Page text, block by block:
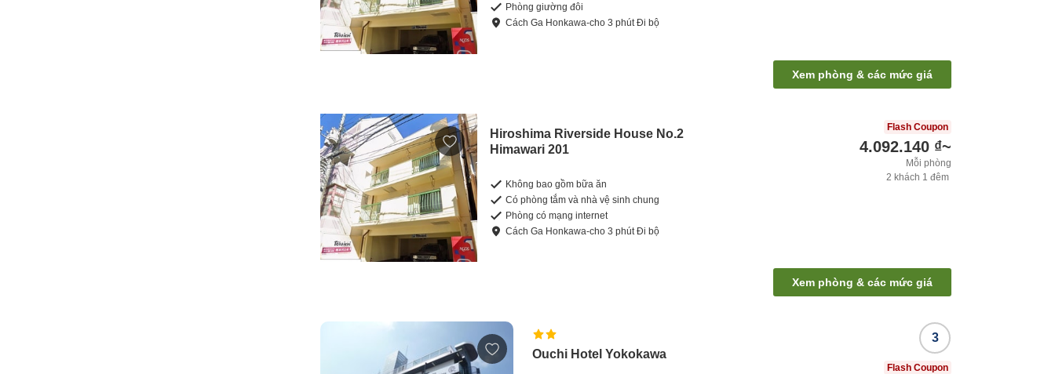
Phòng giường đôi
CáchGa Honkawa-cho 3 phútĐi bộ
Xem phòng & các mức giá
Hiroshima Riverside House No.2
Himawari 201
Không bao gồm bữa ăn
Có phòng tắm và nhà vệ sinh chung
Phòng có mạng internet
CáchGa Honkawa-cho 3 phútĐi bộ
Flash Coupon
4.092.140 ₫~
Mỗi phòng
2 khách 1 đêm
Xem phòng & các mức giá
Ouchi Hotel Yokokawa
3
Flash Coupon